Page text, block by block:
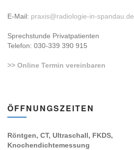
E-Mail: praxis@radiologie-in-spandau.de
Sprechstunde Privatpatienten
Telefon: 030-339 390 915
>> Online Termin vereinbaren
ÖFFNUNGSZEITEN
Röntgen, CT, Ultraschall, FKDS,
Knochendichtemessung